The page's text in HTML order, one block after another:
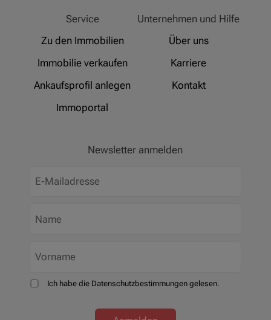
Service
Zu den Immobilien
Immobilie verkaufen
Ankaufsprofil anlegen
Immoportal
Unternehmen und Hilfe
Über uns
Karriere
Kontakt
Newsletter anmelden
Ich habe die Datenschutzbestimmungen gelesen.